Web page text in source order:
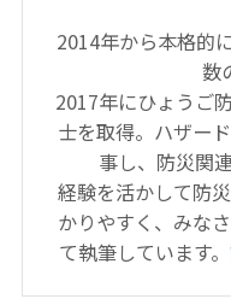
2014年から本格的
数
2017年にひょうご
士を取得。ハザー
事し、防災関
経験を活かして防
かりやすく、みな
て執筆しています。